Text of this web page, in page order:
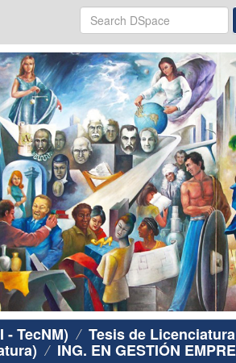
TecNM) Tesis de Licenciatura
ING. EN GESTIÓN